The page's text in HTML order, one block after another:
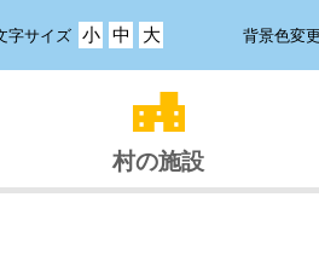
字サイズ 小 中 大 背景色変更
村の施設